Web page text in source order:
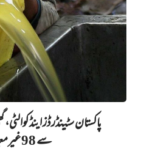
سے 98 غیرمعیاری قرار